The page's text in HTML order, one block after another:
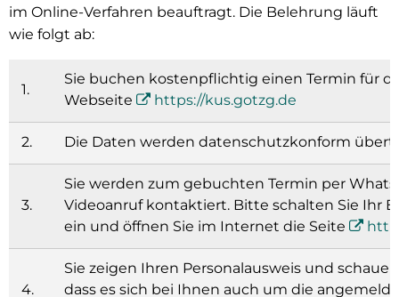
im Online-Verfahren beauftragt. Die Belehrung läuft
wie folgt ab:
1.
Sie buchen kostenpflichtig einen Termin für
Webseite
https://kus.gotzg.de
2. Die Daten werden datenschutzkonform
3.
Sie werden zum gebuchten Termin per
Videoanruf kontaktiert. Bitte schalten Sie Ihr
ein und öffnen Sie im Internet die Seite
4.
Sie zeigen Ihren Personalausweis und
dass es sich bei Ihnen auch um die